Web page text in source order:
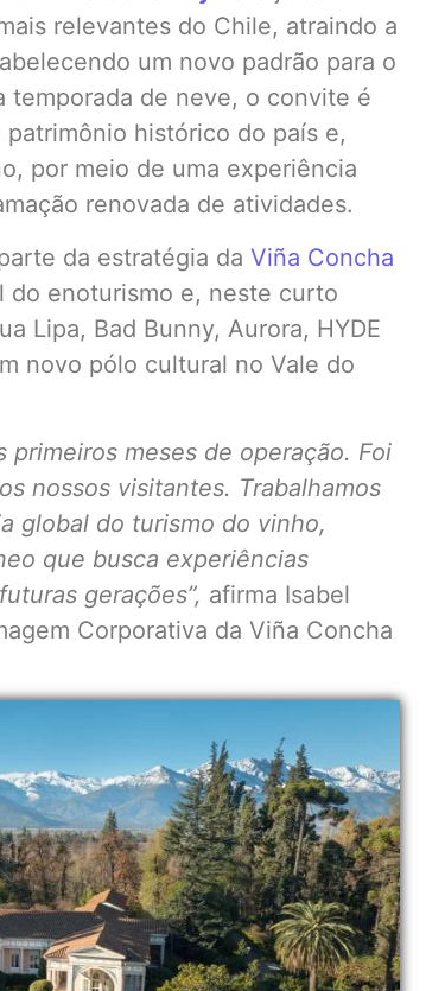
relevantes do Chile, atraindo a
um novo padrão para o
temporada de neve, o convite é
histórico do país e,
por meio de uma experiência
renovada de atividades.
da estratégia da Viña Concha
do enoturismo e, neste curto
Lipa, Bad Bunny, Aurora, HYDE
novo pólo cultural no Vale do
primeiros meses de operação. Foi
nossos visitantes. Trabalhamos
global do turismo do vinho,
que busca experiências
gerações”, afirma Isabel
Corporativa da Viña Concha